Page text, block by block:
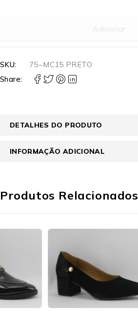
Adicionar
SKU:
75~MC15 PRETO
Share:
DETALHES DO PRODUTO
INFORMAÇÃO ADICIONAL
Produtos Relacionados